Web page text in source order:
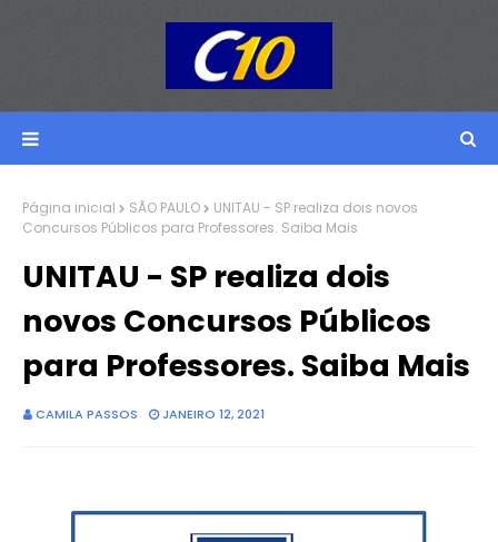
Página inicial SÃO PAULO
UNITAU - SP realiza dois novos
Concursos Públicos para Professores. Saiba Mais
UNITAU - SP realiza dois
novos Concursos Públicos
para Professores. Saiba Mais
CAMILA PASSOS JANEIRO 12, 2021